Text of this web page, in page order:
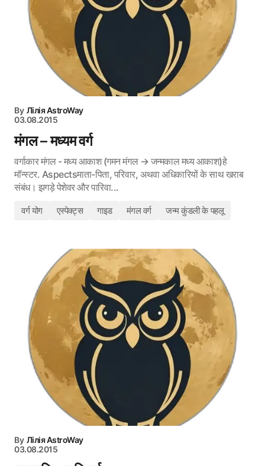
By Лілія AstroWay
03.08.2015
मंगल – मध्यम वर्ग
वर्गाकार मंगल - मध्य आकाश (गमन मंगल → जन्मकाल मध्य आकाश)हे
मॉन्स्टर. Aspectsमाता-पिता, परिवार, अथवा अधिकारियों के साथ खराब
संबंध। झगड़े पेशेवर और पारिवा...
वर्ग योग एस्पेक्ट्स गाइड मंगल वर्ग जन्म कुंडली के पहलू
By Лілія AstroWay
03.08.2015